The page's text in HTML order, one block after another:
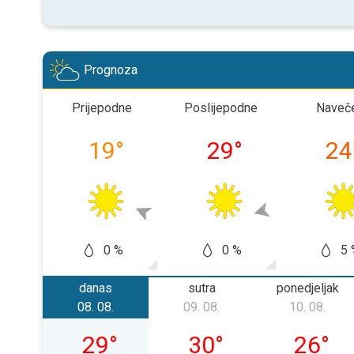
Prognoza
Prijepodne
19°
0 %
Poslijepodne
29°
0 %
24
5
danas
subota, 08. 08.
08. 08.
29°
sutra
nedjelja, 09. 08.
09. 08.
30°
ponedjeljak
10. 08.
26°